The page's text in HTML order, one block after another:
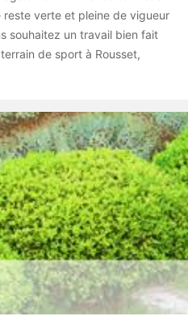
reste verte et pleine de vigueur
souhaitez un travail bien fait
de sport à Rousset,